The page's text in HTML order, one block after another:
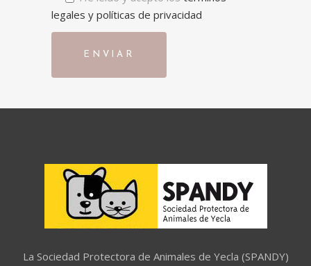
legales y políticas de privacidad
La Sociedad Protectora de Animales de Yecla (SPANDY)